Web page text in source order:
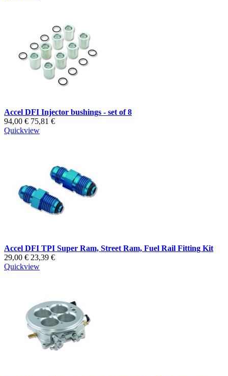
Accel DFI Injector bushings - set of 8
94,00 € 75,81 €
Quickview
Accel DFI TPI Super Ram, Street Ram, Fuel Rail Fitting Kit
29,00 € 23,39 €
Quickview